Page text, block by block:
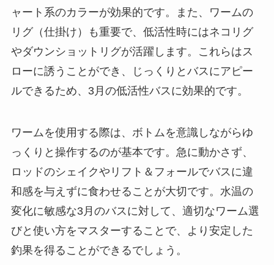
ャート系のカラーが効果的です。また、ワームの
リグ（仕掛け）も重要で、低活性時にはネコリグ
やダウンショットリグが活躍します。これらはス
ローに誘うことができ、じっくりとバスにアピー
ルできるため、3月の低活性バスに効果的です。
ワームを使用する際は、ボトムを意識しながらゆ
っくりと操作するのが基本です。急に動かさず、
ロッドのシェイクやリフト＆フォールでバスに違
和感を与えずに食わせることが大切です。水温の
変化に敏感な3月のバスに対して、適切なワーム選
びと使い方をマスターすることで、より安定した
釣果を得ることができるでしょう。